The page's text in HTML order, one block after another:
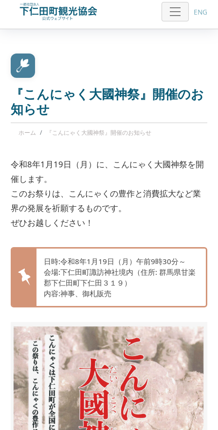
ENG
『こんにゃく大國神祭』開催のお
知らせ
ホーム 『こんにゃく大國神祭』開催のお知らせ
令和8年1月19日（月）に、こんにゃく大國神祭を開
催します。
このお祭りは、こんにゃくの豊作と消費拡大など業
界の発展を祈願するものです。
ぜひお越しください！
日時:令和8年1月19日（月）午前9時30分～
会場:下仁田町諏訪神社境内（住所: 群馬県甘楽
郡下仁田町下仁田３１９）
内容:神事、御札販売